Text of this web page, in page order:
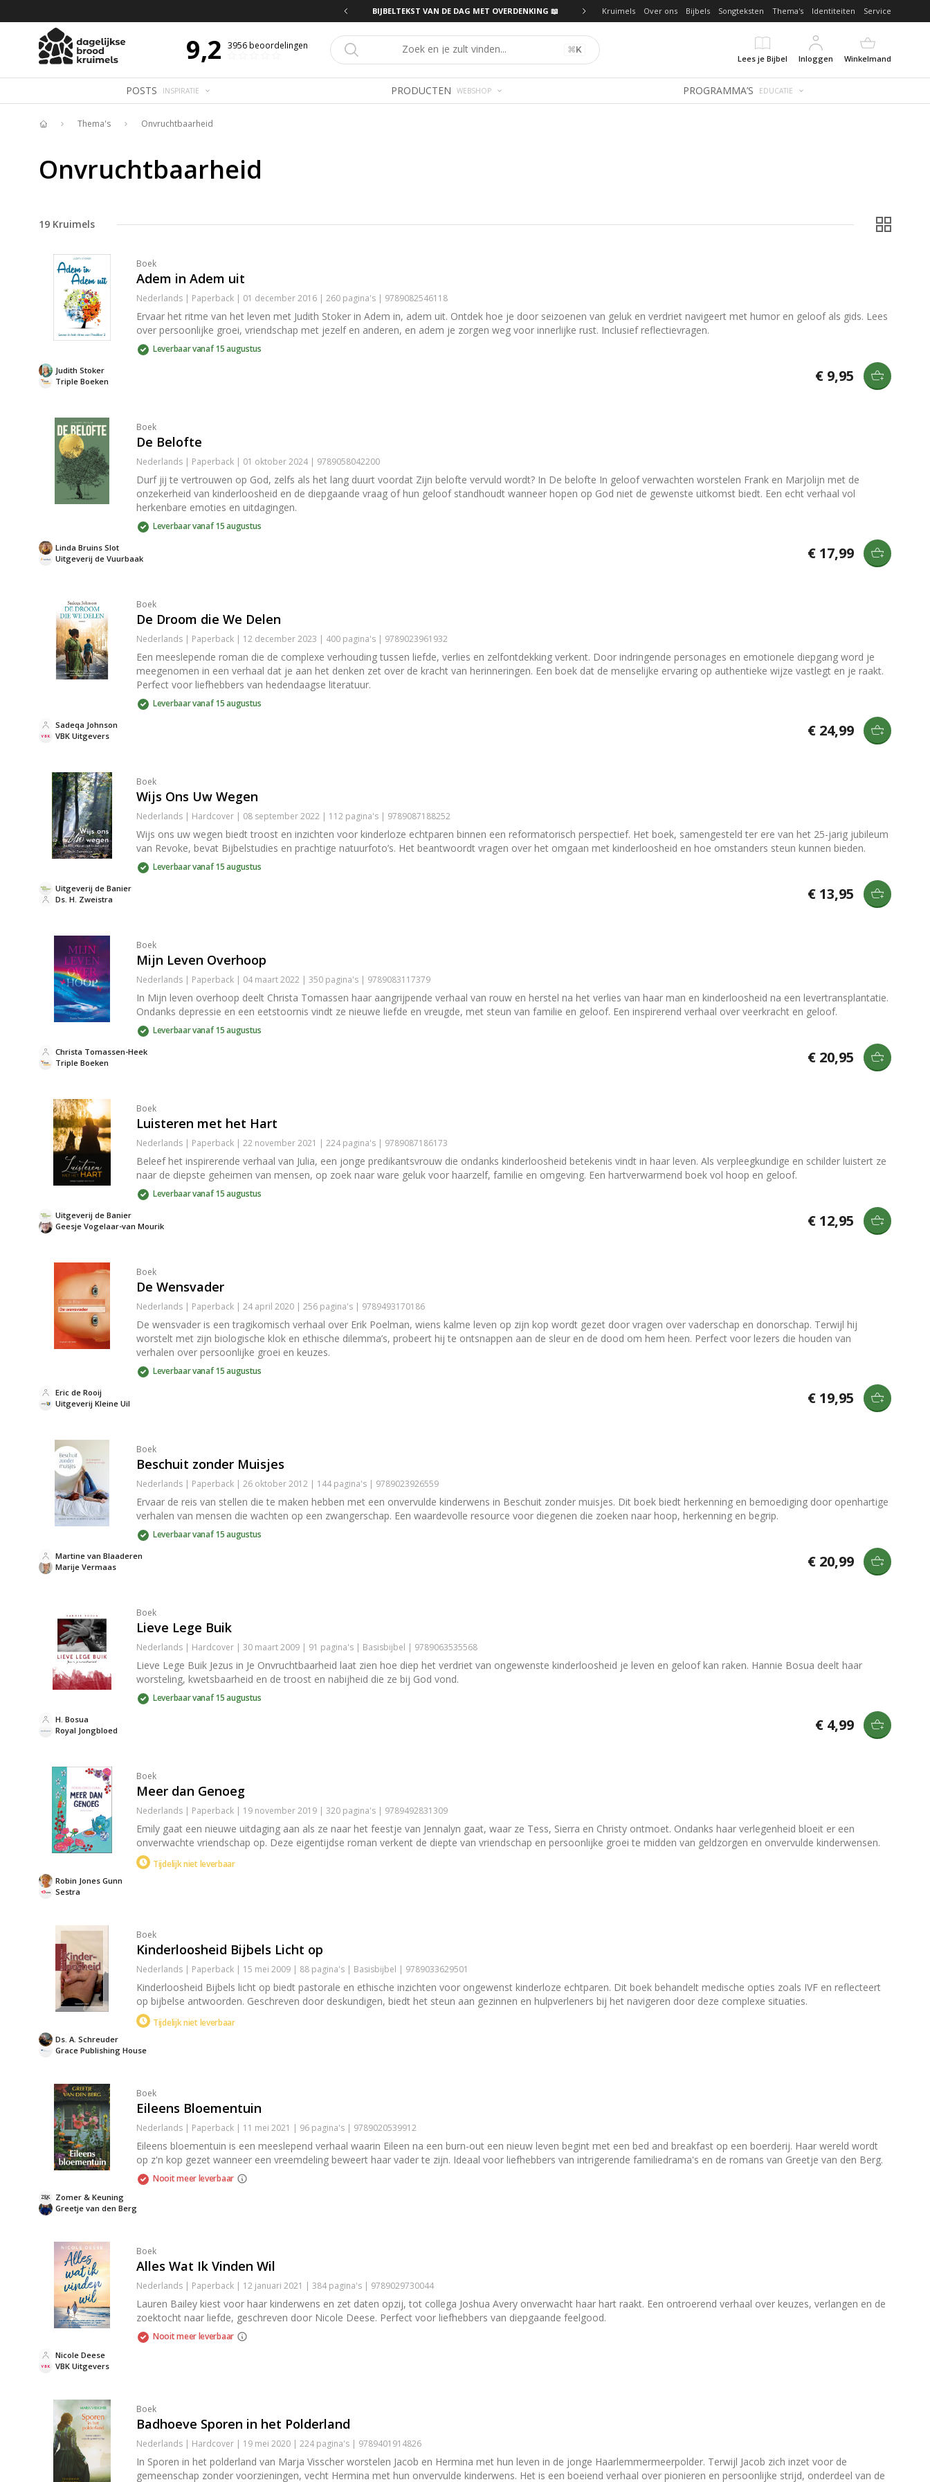
BIJBELTEKST VAN DE DAG MET OVERDENKING 📖 Kruimels Over ons Bijbels Songteksten Thema's Identiteiten Service
9,2 3956beoordelingen ⌘K
Lees je Bijbel
Inloggen Winkelmand
POSTS INSPIRATIE PRODUCTEN WEBSHOP PROGRAMMA’S EDUCATIE
Thema's Onvruchtbaarheid
Onvruchtbaarheid
19 Kruimels
Boek
Adem in Adem uit
Nederlands | Paperback | 01 december 2016 | 260 pagina's | 9789082546118
Ervaar het ritme van het leven met Judith Stoker in Adem in, adem uit. Ontdek hoe je door seizoenen van geluk en verdriet navigeert met humor en geloof als gids. Lees
over persoonlijke groei, vriendschap met jezelf en anderen, en adem je zorgen weg voor innerlijke rust. Inclusief reflectievragen.
Leverbaar vanaf 15 augustus
Triple Boeken
Judith Stoker € 9,95
Boek
De Belofte
Nederlands | Paperback | 01 oktober 2024 | 9789058042200
Durf jij te vertrouwen op God, zelfs als het lang duurt voordat Zijn belofte vervuld wordt? In De belofte In geloof verwachten worstelen Frank en Marjolijn met de
onzekerheid van kinderloosheid en de diepgaande vraag of hun geloof standhoudt wanneer hopen op God niet de gewenste uitkomst biedt. Een echt verhaal vol
herkenbare emoties en uitdagingen.
Leverbaar vanaf 15 augustus
Uitgeverij de Vuurbaak
Linda Bruins Slot € 17,99
Boek
De Droom die We Delen
Nederlands | Paperback | 12 december 2023 | 400 pagina's | 9789023961932
Een meeslepende roman die de complexe verhouding tussen liefde, verlies en zelfontdekking verkent. Door indringende personages en emotionele diepgang word je
meegenomen in een verhaal dat je aan het denken zet over de kracht van herinneringen. Een boek dat de menselijke ervaring op authentieke wijze vastlegt en je raakt.
Perfect voor liefhebbers van hedendaagse literatuur.
Leverbaar vanaf 15 augustus
VBK Uitgevers
Sadeqa Johnson € 24,99
Boek
Wijs Ons Uw Wegen
Nederlands | Hardcover | 08 september 2022 | 112 pagina's | 9789087188252
Wijs ons uw wegen biedt troost en inzichten voor kinderloze echtparen binnen een reformatorisch perspectief. Het boek, samengesteld ter ere van het 25-jarig jubileum
van Revoke, bevat Bijbelstudies en prachtige natuurfoto’s. Het beantwoordt vragen over het omgaan met kinderloosheid en hoe omstanders steun kunnen bieden.
Leverbaar vanaf 15 augustus
Ds. H. Zweistra
Uitgeverij de Banier € 13,95
Boek
Mijn Leven Overhoop
Nederlands | Paperback | 04 maart 2022 | 350 pagina's | 9789083117379
In Mijn leven overhoop deelt Christa Tomassen haar aangrijpende verhaal van rouw en herstel na het verlies van haar man en kinderloosheid na een levertransplantatie.
Ondanks depressie en een eetstoornis vindt ze nieuwe liefde en vreugde, met steun van familie en geloof. Een inspirerend verhaal over veerkracht en geloof.
Leverbaar vanaf 15 augustus
Triple Boeken
Christa Tomassen-Heek € 20,95
Boek
Luisteren met het Hart
Nederlands | Paperback | 22 november 2021 | 224 pagina's | 9789087186173
Beleef het inspirerende verhaal van Julia, een jonge predikantsvrouw die ondanks kinderloosheid betekenis vindt in haar leven. Als verpleegkundige en schilder luistert ze
naar de diepste geheimen van mensen, op zoek naar ware geluk voor haarzelf, familie en omgeving. Een hartverwarmend boek vol hoop en geloof.
Leverbaar vanaf 15 augustus
Geesje Vogelaar-van Mourik
Uitgeverij de Banier € 12,95
Boek
De Wensvader
Nederlands | Paperback | 24 april 2020 | 256 pagina's | 9789493170186
De wensvader is een tragikomisch verhaal over Erik Poelman, wiens kalme leven op zijn kop wordt gezet door vragen over vaderschap en donorschap. Terwijl hij
worstelt met zijn biologische klok en ethische dilemma’s, probeert hij te ontsnappen aan de sleur en de dood om hem heen. Perfect voor lezers die houden van
verhalen over persoonlijke groei en keuzes.
Leverbaar vanaf 15 augustus
Uitgeverij Kleine Uil
Eric de Rooij € 19,95
Boek
Beschuit zonder Muisjes
Nederlands | Paperback | 26 oktober 2012 | 144 pagina's | 9789023926559
Ervaar de reis van stellen die te maken hebben met een onvervulde kinderwens in Beschuit zonder muisjes. Dit boek biedt herkenning en bemoediging door openhartige
verhalen van mensen die wachten op een zwangerschap. Een waardevolle resource voor diegenen die zoeken naar hoop, herkenning en begrip.
Leverbaar vanaf 15 augustus
Marije Vermaas
Martine van Blaaderen € 20,99
Boek
Lieve Lege Buik
Nederlands | Hardcover | 30 maart 2009 | 91 pagina's | Basisbijbel | 9789063535568
Lieve Lege Buik Jezus in Je Onvruchtbaarheid laat zien hoe diep het verdriet van ongewenste kinderloosheid je leven en geloof kan raken. Hannie Bosua deelt haar
worsteling, kwetsbaarheid en de troost en nabijheid die ze bij God vond.
Leverbaar vanaf 15 augustus
Royal Jongbloed
H. Bosua € 4,99
Boek
Meer dan Genoeg
Nederlands | Paperback | 19 november 2019 | 320 pagina's | 9789492831309
Emily gaat een nieuwe uitdaging aan als ze naar het feestje van Jennalyn gaat, waar ze Tess, Sierra en Christy ontmoet. Ondanks haar verlegenheid bloeit er een
onverwachte vriendschap op. Deze eigentijdse roman verkent de diepte van vriendschap en persoonlijke groei te midden van geldzorgen en onvervulde kinderwensen.
Tijdelijk niet leverbaar
Sestra
Robin Jones Gunn
Boek
Kinderloosheid Bijbels Licht op
Nederlands | Paperback | 15 mei 2009 | 88 pagina's | Basisbijbel | 9789033629501
Kinderloosheid Bijbels licht op biedt pastorale en ethische inzichten voor ongewenst kinderloze echtparen. Dit boek behandelt medische opties zoals IVF en reflecteert
op bijbelse antwoorden. Geschreven door deskundigen, biedt het steun aan gezinnen en hulpverleners bij het navigeren door deze complexe situaties.
Tijdelijk niet leverbaar
Grace Publishing House
Ds. A. Schreuder
Boek
Eileens Bloementuin
Nederlands | Paperback | 11 mei 2021 | 96 pagina's | 9789020539912
Eileens bloementuin is een meeslepend verhaal waarin Eileen na een burn-out een nieuw leven begint met een bed and breakfast op een boerderij. Haar wereld wordt
op z'n kop gezet wanneer een vreemdeling beweert haar vader te zijn. Ideaal voor liefhebbers van intrigerende familiedrama's en de romans van Greetje van den Berg.
Nooit meer leverbaar
Greetje van den Berg
Zomer & Keuning
Boek
Alles Wat Ik Vinden Wil
Nederlands | Paperback | 12 januari 2021 | 384 pagina's | 9789029730044
Lauren Bailey kiest voor haar kinderwens en zet daten opzij, tot collega Joshua Avery onverwacht haar hart raakt. Een ontroerend verhaal over keuzes, verlangen en de
zoektocht naar liefde, geschreven door Nicole Deese. Perfect voor liefhebbers van diepgaande feelgood.
Nooit meer leverbaar
VBK Uitgevers
Nicole Deese
Boek
Badhoeve Sporen in het Polderland
Nederlands | Hardcover | 19 mei 2020 | 224 pagina's | 9789401914826
In Sporen in het polderland van Marja Visscher worstelen Jacob en Hermina met hun leven in de jonge Haarlemmermeerpolder. Terwijl Jacob zich inzet voor de
gemeenschap zonder voorzieningen, vecht Hermina met hun onvervulde kinderwens. Het is een boeiend verhaal over pionieren en persoonlijke strijd, onderdeel van de